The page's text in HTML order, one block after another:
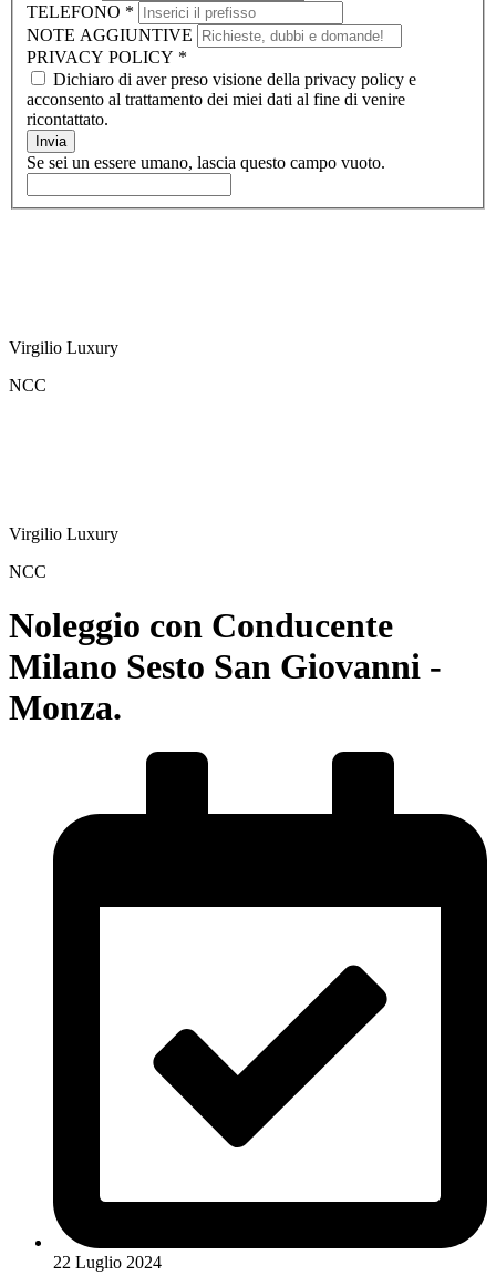
TELEFONO *
NOTE AGGIUNTIVE
PRIVACY POLICY *
Dichiaro di aver preso visione della privacy policy e
acconsento al trattamento dei miei dati al fine di venire
ricontattato.
Invia
Se sei un essere umano, lascia questo campo vuoto.
Virgilio Luxury
NCC
Virgilio Luxury
NCC
Noleggio con Conducente
Milano Sesto San Giovanni -
Monza.
22 Luglio 2024